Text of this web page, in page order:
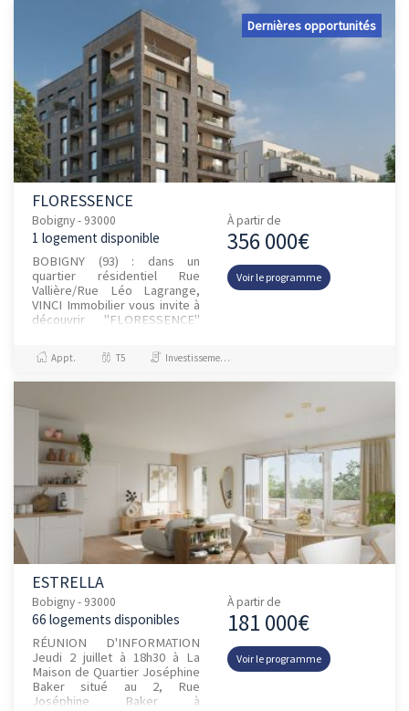
Dernières opportunités
FLORESSENCE
Bobigny - 93000
1 logement disponible
BOBIGNY (93) : dans un
quartier résidentiel Rue
Vallière/Rue Léo Lagrange,
VINCI Immobilier vous invite à
découvrir "FLORESSENCE"
l’architecture moderne
proposant un...
À partir de
356 000€
Voir le programme
Appt. T5 Investissement et Défiscalisation
ESTRELLA
Bobigny - 93000
66 logements disponibles
RÉUNION D'INFORMATION
Jeudi 2 juillet à 18h30 à La
Maison de Quartier Joséphine
Baker situé au 2, Rue
Joséphine Baker à
À partir de
181 000€
Voir le programme